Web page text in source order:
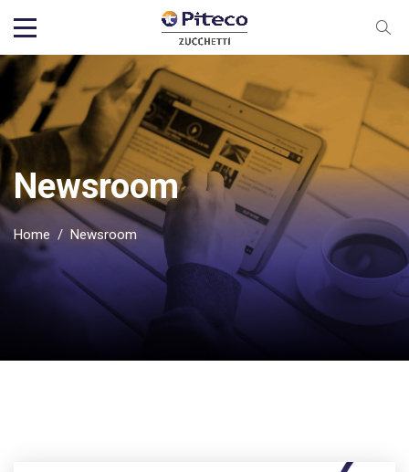
Newsroom
Home / Newsroom